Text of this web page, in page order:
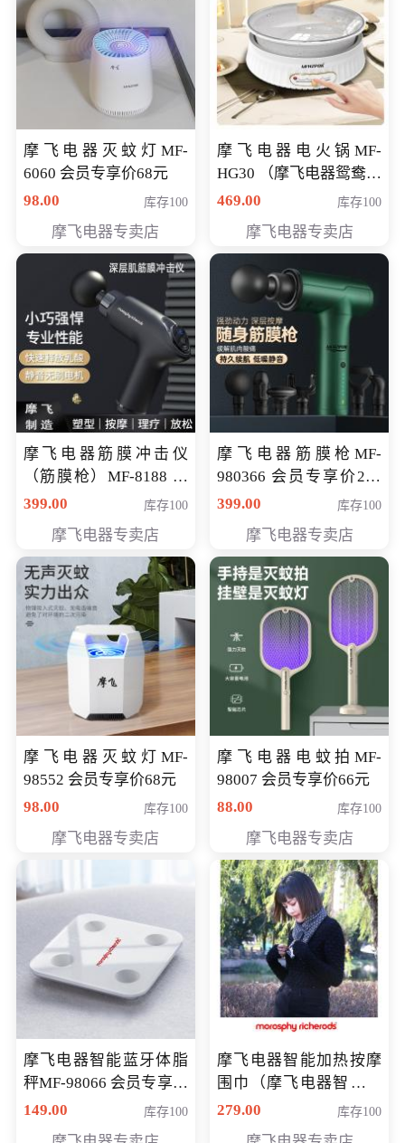
摩飞电器灭蚊灯MF-
6060 会员专享价68元
98.00
库存100
摩飞电器专卖店
摩飞电器电火锅MF-
HG30 （摩飞电器鸳鸯锅
MF-HG30 ） 会员专享价
469.00 库存100
摩飞电器专卖店
摩飞电器筋膜冲击仪
（筋膜枪）MF-8188 会
员专享价268元
399.00 库存100
摩飞电器专卖店
摩飞电器筋膜枪MF-
980366 会员专享价299
元
399.00 库存100
摩飞电器专卖店
摩飞电器灭蚊灯MF-
98552 会员专享价68元
98.00
库存100
摩飞电器专卖店
摩飞电器电蚊拍MF-
98007 会员专享价66元
88.00
库存100
摩飞电器专卖店
摩飞电器智能蓝牙体脂
秤MF-98066 会员专享价
98元
149.00 库存100
摩飞电器智能加热按摩
围巾（摩飞电器智能加
热按摩围脖） 会员专享
279.00 库存100